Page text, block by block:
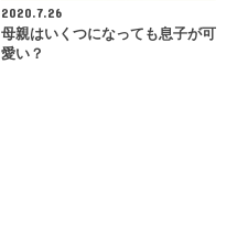
2020.7.26
母親はいくつになっても息子が可
愛い？